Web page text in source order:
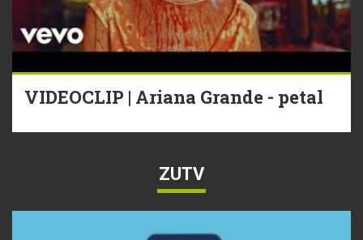
VIDEOCLIP | Ariana Grande - petal
ZUTV